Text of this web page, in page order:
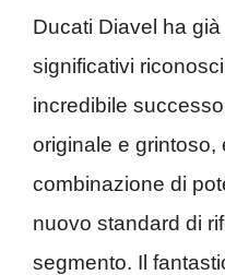
Ducati Diavel ha
significativi
incredibile
originale e grintoso,
combinazione di
nuovo standard di
segmento. Il